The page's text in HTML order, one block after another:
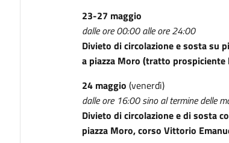
23-27 maggio
dalle ore 00:00 alle ore 24:00
Divieto di circolazione e sosta su
a piazza Moro (tratto prospiciente
24 maggio(venerdì)
dalle ore 16:00 sino al termine delle
Divieto di circolazione e di sosta
piazza Moro, corso Vittorio